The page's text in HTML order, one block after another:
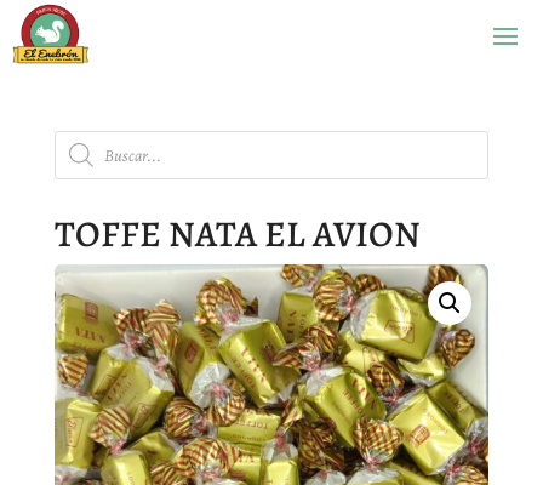
Búsqueda
de
productos
TOFFE NATA EL AVION